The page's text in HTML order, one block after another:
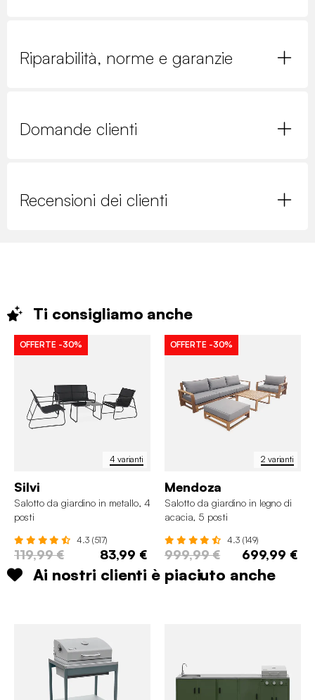
Riparabilità, norme e garanzie
Domande clienti
Recensioni dei clienti
Ti consigliamo anche
4 varianti
OFFERTE -30%
Silvi
Salotto da giardino in metallo, 4
posti
4.3 (517)
119,99 € 83,99 €
2 varianti
OFFERTE -30%
Mendoza
Salotto da giardino in legno di
acacia, 5 posti
4.3 (149)
999,99 € 699,99 €
Ai nostri clienti è piaciuto anche